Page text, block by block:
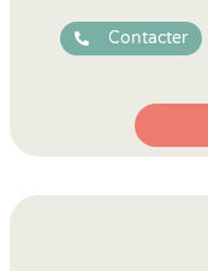
Contacter